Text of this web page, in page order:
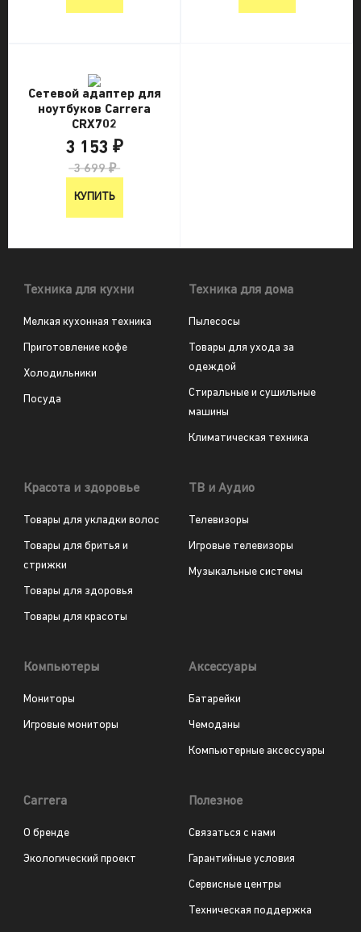
Сетевой адаптер для
ноутбуков Carrera
CRX702
3 153 ₽
3 699 ₽
КУПИТЬ
Техника для кухни
Мелкая кухонная техника
Приготовление кофе
Холодильники
Посуда
Техника для дома
Пылесосы
Товары для ухода за
одеждой
Стиральные и сушильные
машины
Климатическая техника
Красота и здоровье
Товары для укладки волос
Товары для бритья и
стрижки
Товары для здоровья
Товары для красоты
ТВ и Аудио
Телевизоры
Игровые телевизоры
Музыкальные системы
Компьютеры
Мониторы
Игровые мониторы
Аксессуары
Батарейки
Чемоданы
Компьютерные аксессуары
Carrera
О бренде
Экологический проект
Полезное
Связаться с нами
Гарантийные условия
Сервисные центры
Техническая поддержка